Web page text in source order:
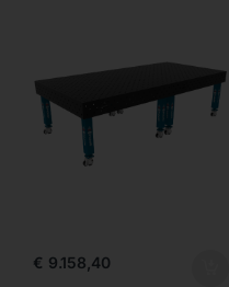
€ 9.158,40